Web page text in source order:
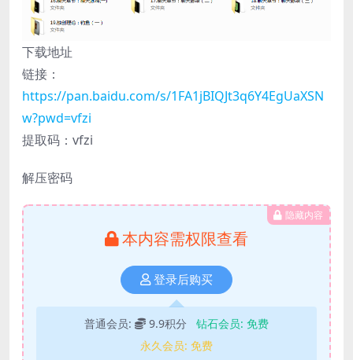
下载地址
链接：
https://pan.baidu.com/s/1FA1jBIQJt3q6Y4EgUaXSN
w?pwd=vfzi
提取码：vfzi
解压密码
隐藏内容
本内容需权限查看
登录后购买
普通会员: 9.9积分 钻石会员: 免费
永久会员: 免费